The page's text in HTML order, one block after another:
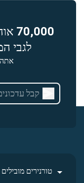
70,000
לגבי
אתה
טורנירים מובילים